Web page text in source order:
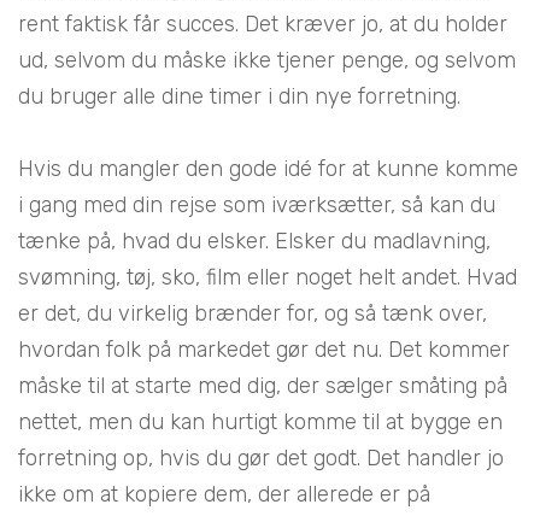
rent faktisk får succes. Det kræver jo, at du holder
ud, selvom du måske ikke tjener penge, og selvom
du bruger alle dine timer i din nye forretning.
Hvis du mangler den gode idé for at kunne komme
i gang med din rejse som iværksætter, så kan du
tænke på, hvad du elsker. Elsker du madlavning,
svømning, tøj, sko, film eller noget helt andet. Hvad
er det, du virkelig brænder for, og så tænk over,
hvordan folk på markedet gør det nu. Det kommer
måske til at starte med dig, der sælger småting på
nettet, men du kan hurtigt komme til at bygge en
forretning op, hvis du gør det godt. Det handler jo
ikke om at kopiere dem, der allerede er på